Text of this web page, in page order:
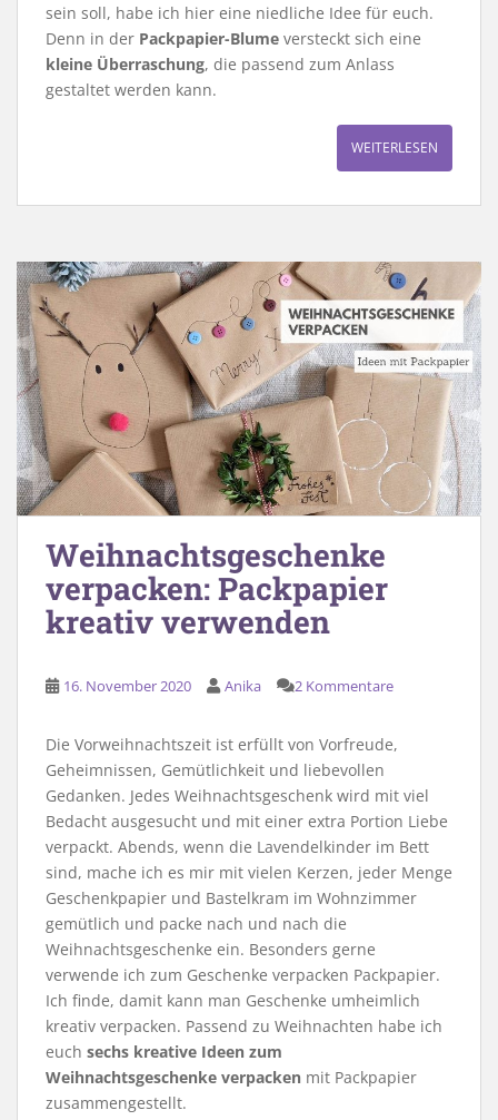
sein soll, habe ich hier eine niedliche Idee für euch.
Denn in der Packpapier-Blume versteckt sich eine
kleine Überraschung, die passend zum Anlass
gestaltet werden kann.
WEITERLESEN
Weihnachtsgeschenke
verpacken: Packpapier
kreativ verwenden
16. November 2020 Anika 2 Kommentare
Die Vorweihnachtszeit ist erfüllt von Vorfreude,
Geheimnissen, Gemütlichkeit und liebevollen
Gedanken. Jedes Weihnachtsgeschenk wird mit viel
Bedacht ausgesucht und mit einer extra Portion Liebe
verpackt. Abends, wenn die Lavendelkinder im Bett
sind, mache ich es mir mit vielen Kerzen, jeder Menge
Geschenkpapier und Bastelkram im Wohnzimmer
gemütlich und packe nach und nach die
Weihnachtsgeschenke ein. Besonders gerne
verwende ich zum Geschenke verpacken Packpapier.
Ich finde, damit kann man Geschenke umheimlich
kreativ verpacken. Passend zu Weihnachten habe ich
euch sechs kreative Ideen zum
Weihnachtsgeschenke verpacken mit Packpapier
zusammengestellt.